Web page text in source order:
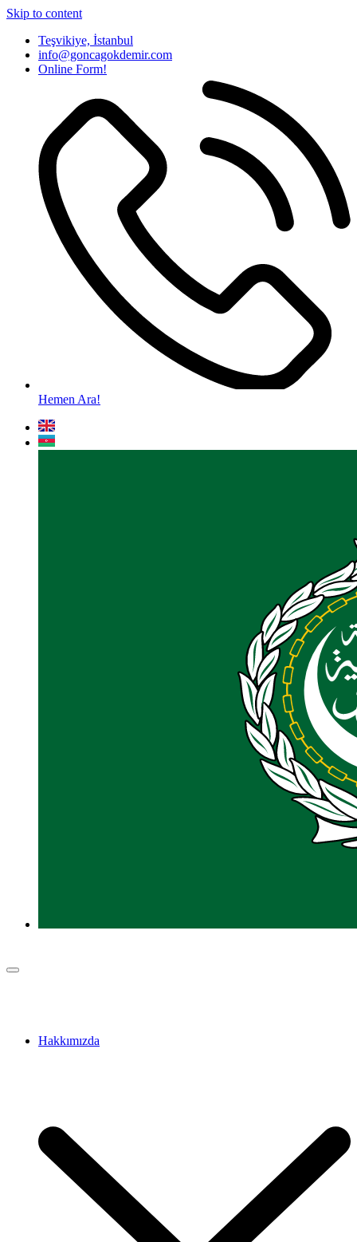
Skip to content
Teşvikiye, İstanbul
info@goncagokdemir.com
Online Form!
Hemen Ara!
Hakkımızda